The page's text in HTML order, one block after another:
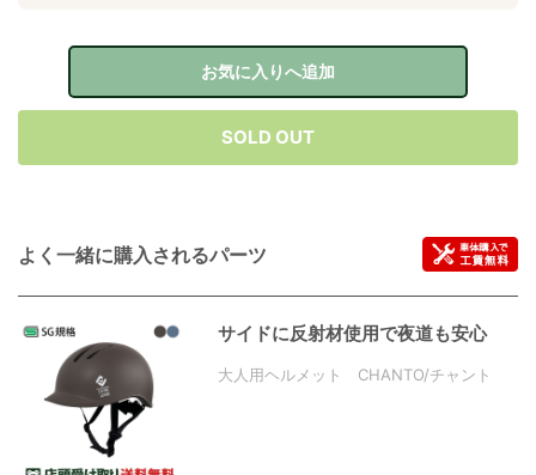
お気に入りへ追加
SOLD OUT
よく一緒に購入されるパーツ
サイドに反射材使用で夜道も安心
大人用ヘルメット CHANTO/チャント